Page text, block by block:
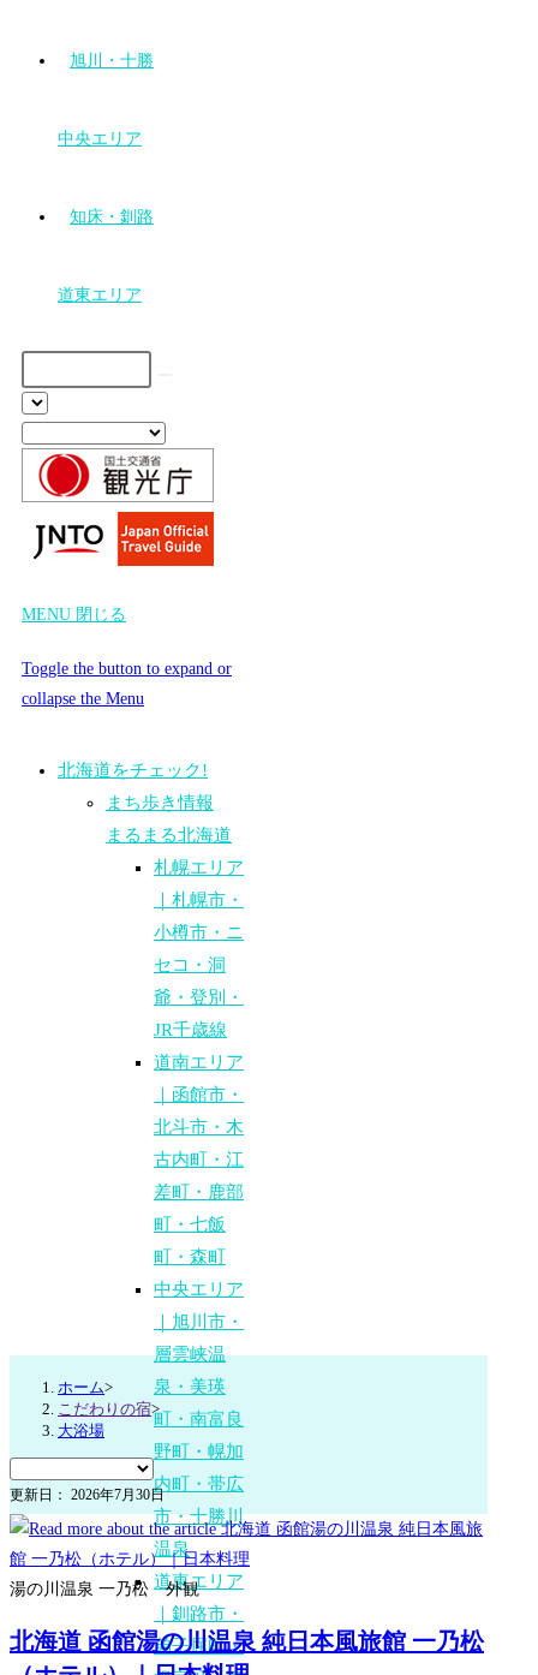
旭川・十勝
中央エリア
知床・釧路
道東エリア
MENU 閉じる
Toggle the button to expand or
collapse the Menu
北海道をチェック!
まち歩き情報
まるまる北海道
札幌エリア
｜札幌市・
小樽市・ニ
セコ・洞
爺・登別・
JR千歳線
道南エリア
｜函館市・
北斗市・木
古内町・江
差町・鹿部
町・七飯
町・森町
中央エリア
｜旭川市・
層雲峡温
泉・美瑛
町・南富良
野町・幌加
内町・帯広
市・十勝川
温泉
道東エリア
｜釧路市・
弟子屈町・
ホーム>
こだわりの宿>
大浴場
更新日： 2026年7月30日
湯の川温泉 一乃松 外観
北海道 函館湯の川温泉 純日本風旅館 一乃松